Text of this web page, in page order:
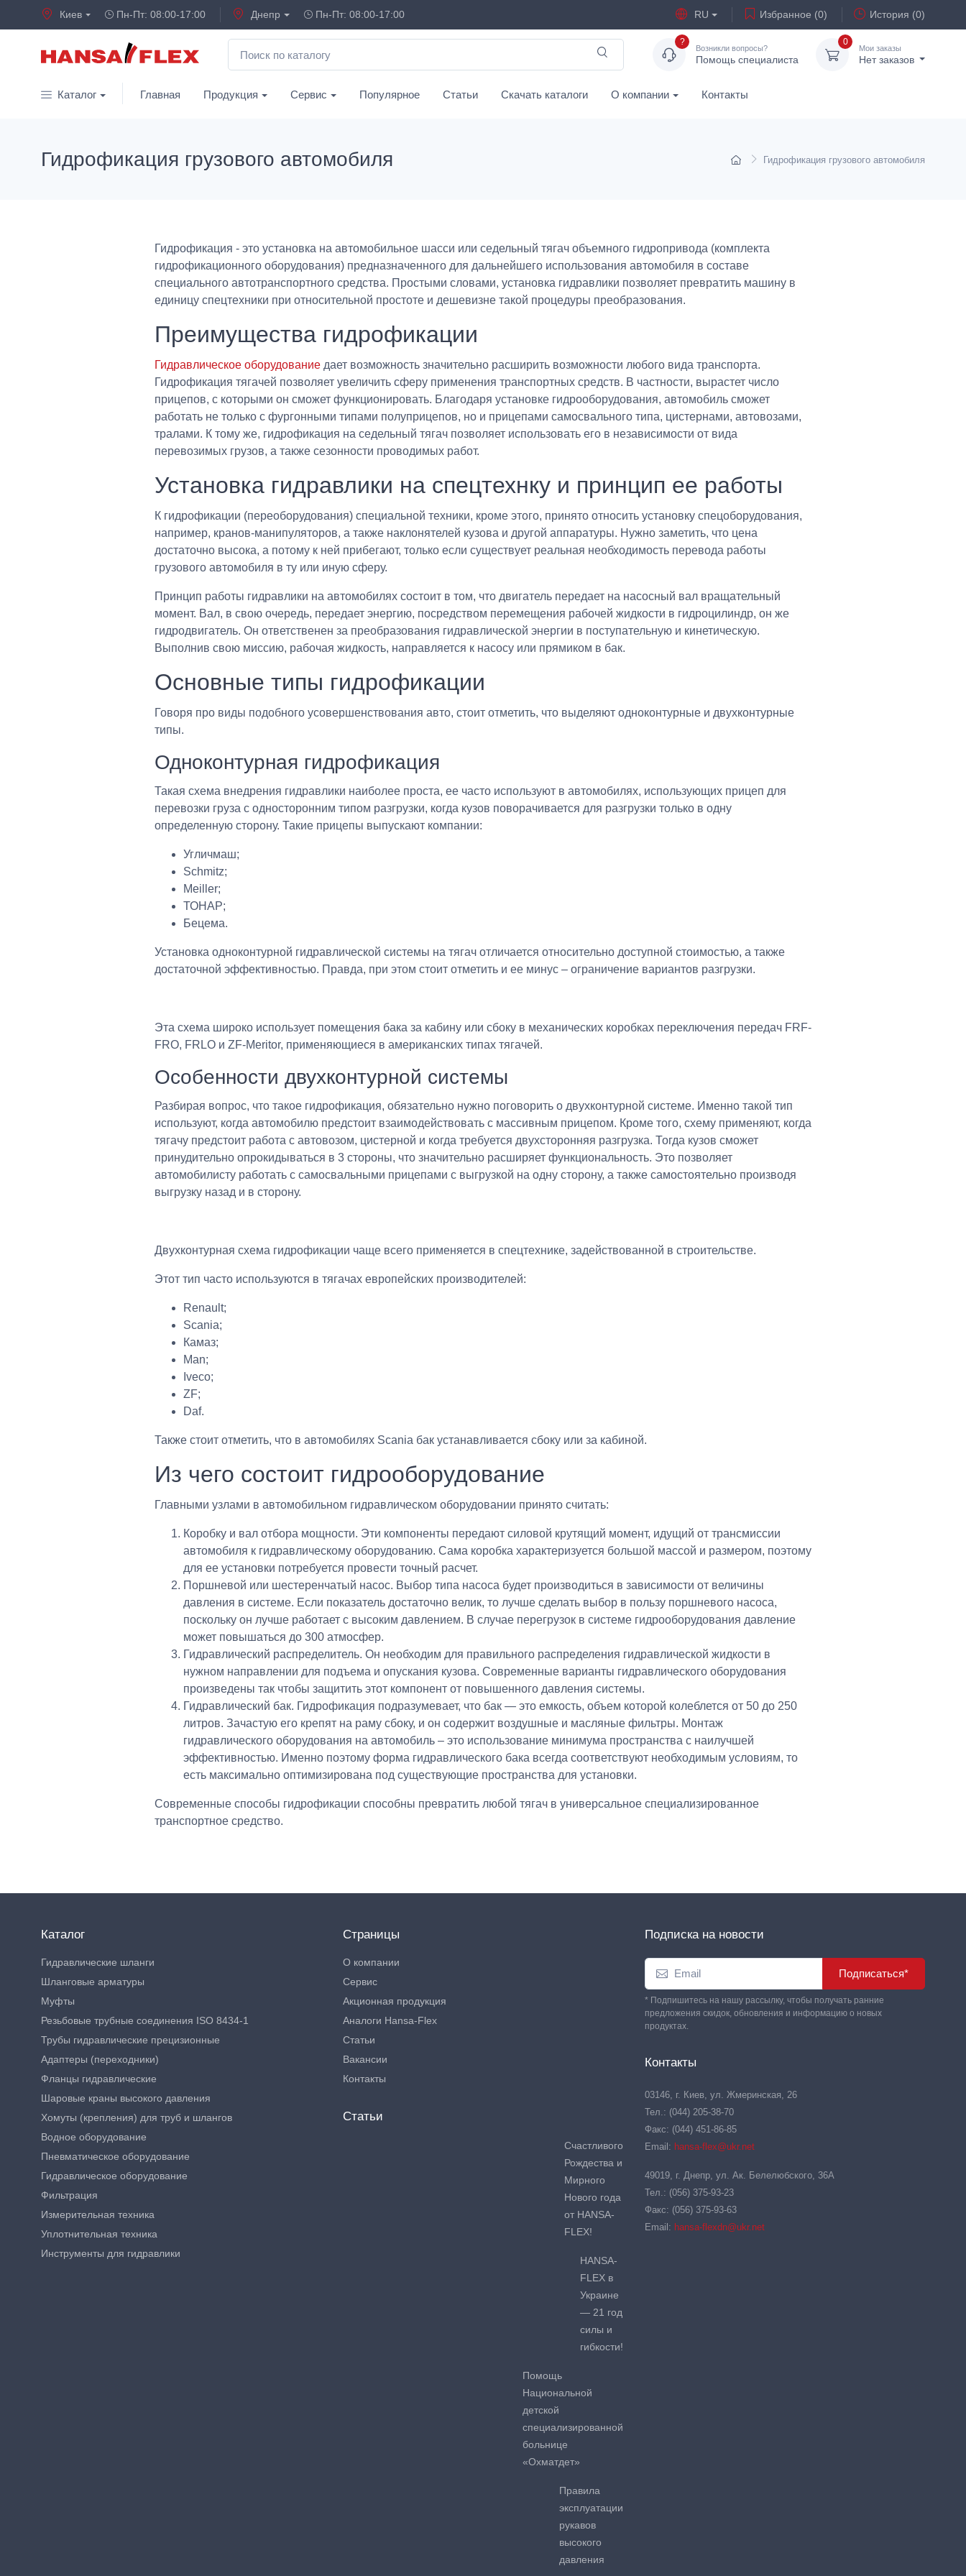
Киев Пн-Пт: 08:00-17:00 Днепр Пн-Пт: 08:00-17:00 RU Избранное (0) История (0)
?
Возникли вопросы?
Помощь специалиста
0
Мои заказы
Нет заказов
Каталог Главная Продукция Сервис Популярное Статьи Скачать каталоги О компании Контакты
Гидрофикация грузового автомобиля
Гидрофикация грузового автомобиля
Гидрофикация - это установка на автомобильное шасси или седельный тягач объемного гидропривода (комплекта
гидрофикационного оборудования) предназначенного для дальнейшего использования автомобиля в составе
специального автотранспортного средства. Простыми словами, установка гидравлики позволяет превратить машину в
единицу спецтехники при относительной простоте и дешевизне такой процедуры преобразования.
Преимущества гидрофикации
Гидравлическое оборудованиедает возможность значительно расширить возможности любого вида транспорта.
Гидрофикация тягачей позволяет увеличить сферу применения транспортных средств. В частности, вырастет число
прицепов, с которыми он сможет функционировать. Благодаря установке гидрооборудования, автомобиль сможет
работать не только с фургонными типами полуприцепов, но и прицепами самосвального типа, цистернами, автовозами,
тралами. К тому же, гидрофикация на седельный тягач позволяет использовать его в независимости от вида
перевозимых грузов, а также сезонности проводимых работ.
Установка гидравлики на спецтехнку и принцип ее работы
К гидрофикации (переоборудования) специальной техники, кроме этого, принято относить установку спецоборудования,
например, кранов-манипуляторов, а также наклонятелей кузова и другой аппаратуры. Нужно заметить, что цена
достаточно высока, а потому к ней прибегают, только если существует реальная необходимость перевода работы
грузового автомобиля в ту или иную сферу.
Принцип работы гидравлики на автомобилях состоит в том, что двигатель передает на насосный вал вращательный
момент. Вал, в свою очередь, передает энергию, посредством перемещения рабочей жидкости в гидроцилиндр, он же
гидродвигатель. Он ответственен за преобразования гидравлической энергии в поступательную и кинетическую.
Выполнив свою миссию, рабочая жидкость, направляется к насосу или прямиком в бак.
Основные типы гидрофикации
Говоря про виды подобного усовершенствования авто, стоит отметить, что выделяют одноконтурные и двухконтурные
типы.
Одноконтурная гидрофикация
Такая схема внедрения гидравлики наиболее проста, ее часто используют в автомобилях, использующих прицеп для
перевозки груза с односторонним типом разгрузки, когда кузов поворачивается для разгрузки только в одну
определенную сторону. Такие прицепы выпускают компании:
Угличмаш;
Schmitz;
Meiller;
ТОНАР;
Бецема.
Установка одноконтурной гидравлической системы на тягач отличается относительно доступной стоимостью, а также
достаточной эффективностью. Правда, при этом стоит отметить и ее минус – ограничение вариантов разгрузки.
Эта схема широко использует помещения бака за кабину или сбоку в механических коробках переключения передач FRF-
FRO, FRLO и ZF-Meritor, применяющиеся в американских типах тягачей.
Особенности двухконтурной системы
Разбирая вопрос, что такое гидрофикация, обязательно нужно поговорить о двухконтурной системе. Именно такой тип
используют, когда автомобилю предстоит взаимодействовать с массивным прицепом. Кроме того, схему применяют, когда
тягачу предстоит работа с автовозом, цистерной и когда требуется двухсторонняя разгрузка. Тогда кузов сможет
принудительно опрокидываться в 3 стороны, что значительно расширяет функциональность. Это позволяет
автомобилисту работать с самосвальными прицепами с выгрузкой на одну сторону, а также самостоятельно производя
выгрузку назад и в сторону.
Двухконтурная схема гидрофикации чаще всего применяется в спецтехнике, задействованной в строительстве.
Этот тип часто используются в тягачах европейских производителей:
Renault;
Scania;
Камаз;
Man;
Iveco;
ZF;
Daf.
Также стоит отметить, что в автомобилях Scania бак устанавливается сбоку или за кабиной.
Из чего состоит гидрооборудование
Главными узлами в автомобильном гидравлическом оборудовании принято считать:
Коробку и вал отбора мощности. Эти компоненты передают силовой крутящий момент, идущий от трансмиссии
автомобиля к гидравлическому оборудованию. Сама коробка характеризуется большой массой и размером, поэтому
для ее установки потребуется провести точный расчет.
Поршневой или шестеренчатый насос. Выбор типа насоса будет производиться в зависимости от величины
давления в системе. Если показатель достаточно велик, то лучше сделать выбор в пользу поршневого насоса,
поскольку он лучше работает с высоким давлением. В случае перегрузок в системе гидрооборудования давление
может повышаться до 300 атмосфер.
Гидравлический распределитель. Он необходим для правильного распределения гидравлической жидкости в
нужном направлении для подъема и опускания кузова. Современные варианты гидравлического оборудования
произведены так чтобы защитить этот компонент от повышенного давления системы.
Гидравлический бак. Гидрофикация подразумевает, что бак — это емкость, объем которой колеблется от 50 до 250
литров. Зачастую его крепят на раму сбоку, и он содержит воздушные и масляные фильтры. Монтаж
гидравлического оборудования на автомобиль – это использование минимума пространства с наилучшей
эффективностью. Именно поэтому форма гидравлического бака всегда соответствуют необходимым условиям, то
есть максимально оптимизирована под существующие пространства для установки.
Современные способы гидрофикации способны превратить любой тягач в универсальное специализированное
транспортное средство.
Каталог
Гидравлические шланги
Шланговые арматуры
Муфты
Резьбовые трубные соединения ISO 8434-1
Трубы гидравлические прецизионные
Адаптеры (переходники)
Фланцы гидравлические
Шаровые краны высокого давления
Хомуты (крепления) для труб и шлангов
Водное оборудование
Пневматическое оборудование
Гидравлическое оборудование
Фильтрация
Измерительная техника
Уплотнительная техника
Инструменты для гидравлики
Страницы
О компании
Сервис
Акционная продукция
Аналоги Hansa-Flex
Статьи
Вакансии
Контакты
Статьи
Счастливого
Рождества и
Мирного
Нового года
от HANSA-
FLEX!
HANSA-
FLEX в
Украине
— 21 год
силы и
гибкости!
Помощь
Национальной
детской
специализированной
больнице
«Охматдет»
Правила
эксплуатации
рукавов
высокого
давления
Подписка на новости
Подписаться*
* Подпишитесь на нашу рассылку, чтобы получать ранние
предложения скидок, обновления и информацию о новых
продуктах.
Контакты
03146, г. Киев, ул. Жмеринская, 26
Тел.: (044) 205-38-70
Факс: (044) 451-86-85
Email: hansa-flex@ukr.net
49019, г. Днепр, ул. Ак. Белелюбского, 36А
Тел.: (056) 375-93-23
Факс: (056) 375-93-63
Email: hansa-flexdn@ukr.net